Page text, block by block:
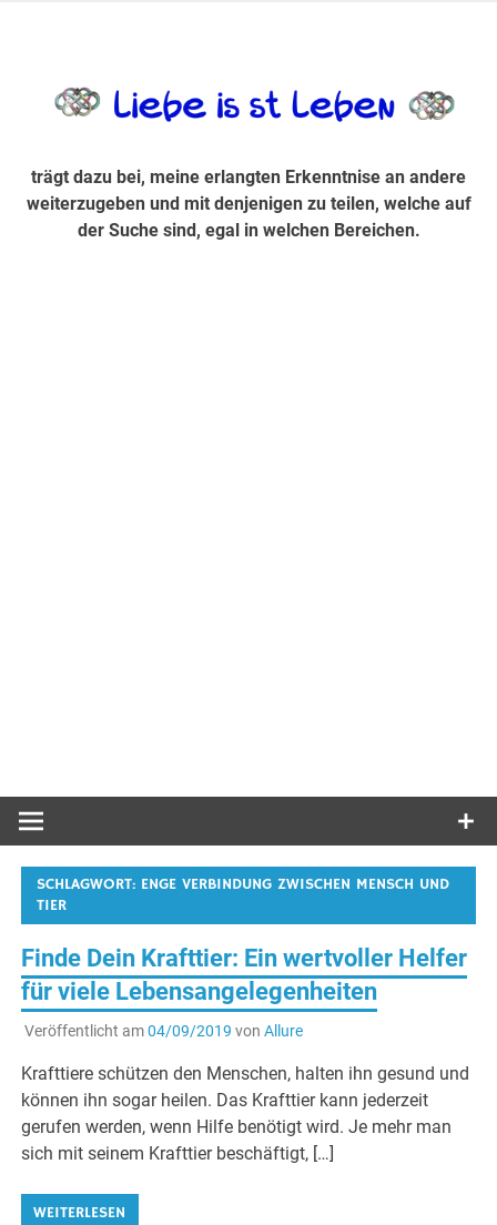
Suche sind, egal in welchen Bereichen.
trägt dazu bei, meine erlangten Erkenntnise an andere
weiterzugeben und mit denjenigen zu teilen, welche auf
der Suche sind, egal in welchen Bereichen.
SCHLAGWORT: ENGE VERBINDUNG ZWISCHEN MENSCH UND
TIER
Finde Dein Krafttier: Ein wertvoller Helfer
für viele Lebensangelegenheiten
Veröffentlicht am04/09/2019 von Allure
Krafttiere schützen den Menschen, halten ihn gesund und
können ihn sogar heilen. Das Krafttier kann jederzeit
gerufen werden, wenn Hilfe benötigt wird. Je mehr man
sich mit seinem Krafttier beschäftigt, […]
WEITERLESEN